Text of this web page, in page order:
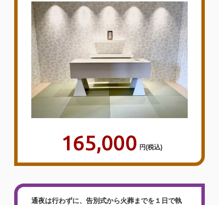
165,000 円(税込)
通夜は行わずに、告別式から火葬までを１日で執